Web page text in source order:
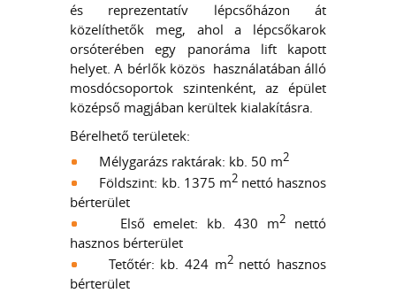
és reprezentatív lépcsőházon át
közelíthetők meg, ahol a lépcsőkarok
orsóterében egy panoráma lift kapott
helyet. A bérlők közös használatában álló
mosdócsoportok szintenként, az épület
középső magjában kerültek kialakításra.
Bérelhető területek:
Mélygarázs raktárak: kb. 50 m2
Földszint: kb. 1375 m2nettó hasznos
bérterület
Első emelet: kb. 430 m2 nettó
hasznos bérterület
Tetőtér: kb. 424 m2nettó hasznos
bérterület